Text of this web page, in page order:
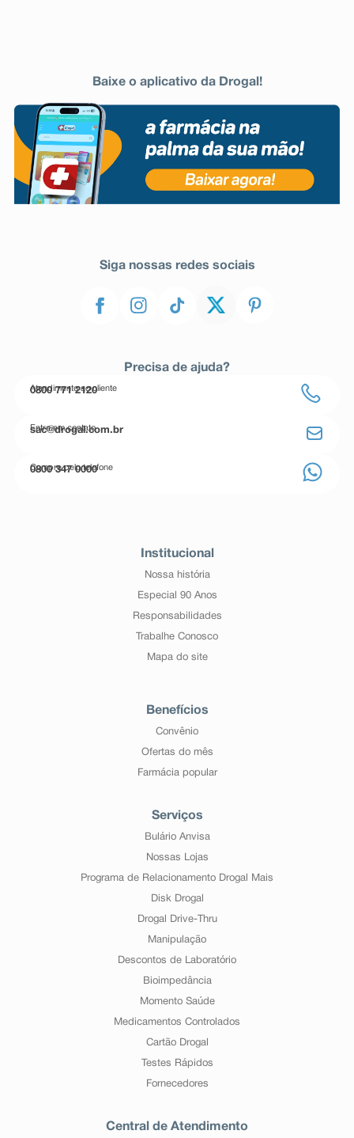
Baixe o aplicativo da Drogal!
Siga nossas redes sociais
Precisa de ajuda?
Atendimento ao cliente
0800 771 2120
Entre em contato
sac@drogal.com.br
Compre pelo telefone
0800 347 0000
Institucional
Nossa história
Especial 90 Anos
Responsabilidades
Trabalhe Conosco
Mapa do site
Benefícios
Convênio
Ofertas do mês
Farmácia popular
Serviços
Bulário Anvisa
Nossas Lojas
Programa de Relacionamento Drogal Mais
Disk Drogal
Drogal Drive-Thru
Manipulação
Descontos de Laboratório
Bioimpedância
Momento Saúde
Medicamentos Controlados
Cartão Drogal
Testes Rápidos
Fornecedores
Central de Atendimento